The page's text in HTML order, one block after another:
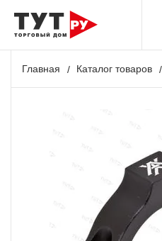
Главная Каталог товаров